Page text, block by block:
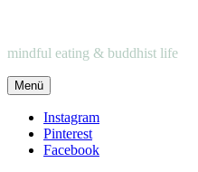
mindful eating & buddhist life
Menü
Instagram
Pinterest
Facebook